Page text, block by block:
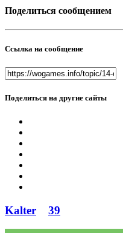
Поделиться сообщением
Ссылка на сообщение
Поделиться на другие сайты
Kalter 39